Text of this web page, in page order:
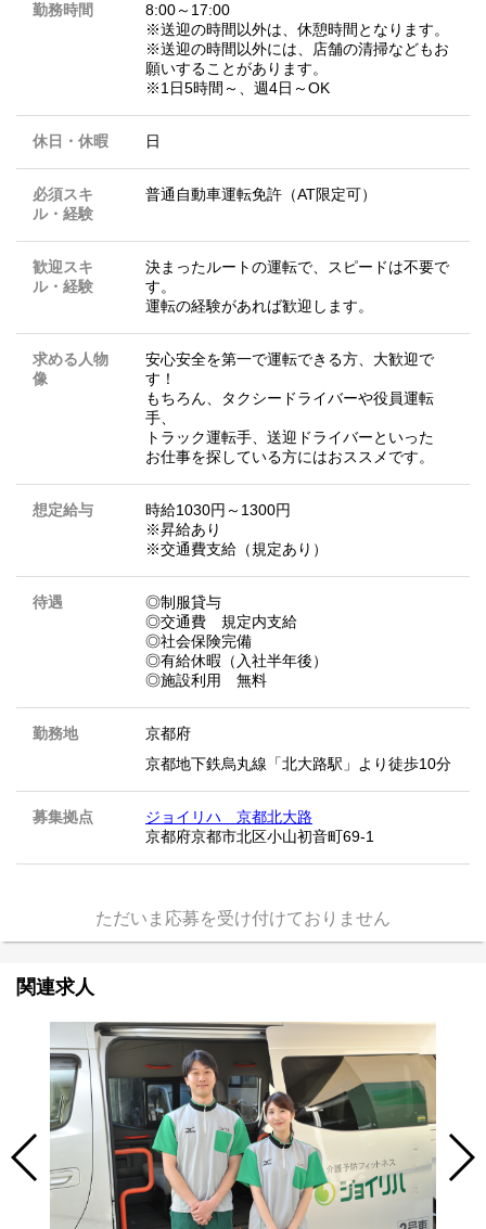
勤務時間
8:00～17:00
※送迎の時間以外は、休憩時間となります。
※送迎の時間以外には、店舗の清掃などもお
願いすることがあります。
※1日5時間～、週4日～OK
休日・休暇 日
必須スキ
ル・経験
普通自動車運転免許（AT限定可）
歓迎スキ
ル・経験
決まったルートの運転で、スピードは不要で
す。
運転の経験があれば歓迎します。
求める人物
像
安心安全を第一で運転できる方、大歓迎で
す！
もちろん、タクシードライバーや役員運転
手、
トラック運転手、送迎ドライバーといった
お仕事を探している方にはおススメです。
想定給与
時給1030円～1300円
※昇給あり
※交通費支給（規定あり）
待遇
◎制服貸与
◎交通費 規定内支給
◎社会保険完備
◎有給休暇（入社半年後）
◎施設利用 無料
勤務地
京都府
京都地下鉄烏丸線「北大路駅」より徒歩10分
募集拠点
ジョイリハ 京都北大路
京都府京都市北区小山初音町69‐1
ただいま応募を受け付けておりません
関連求人